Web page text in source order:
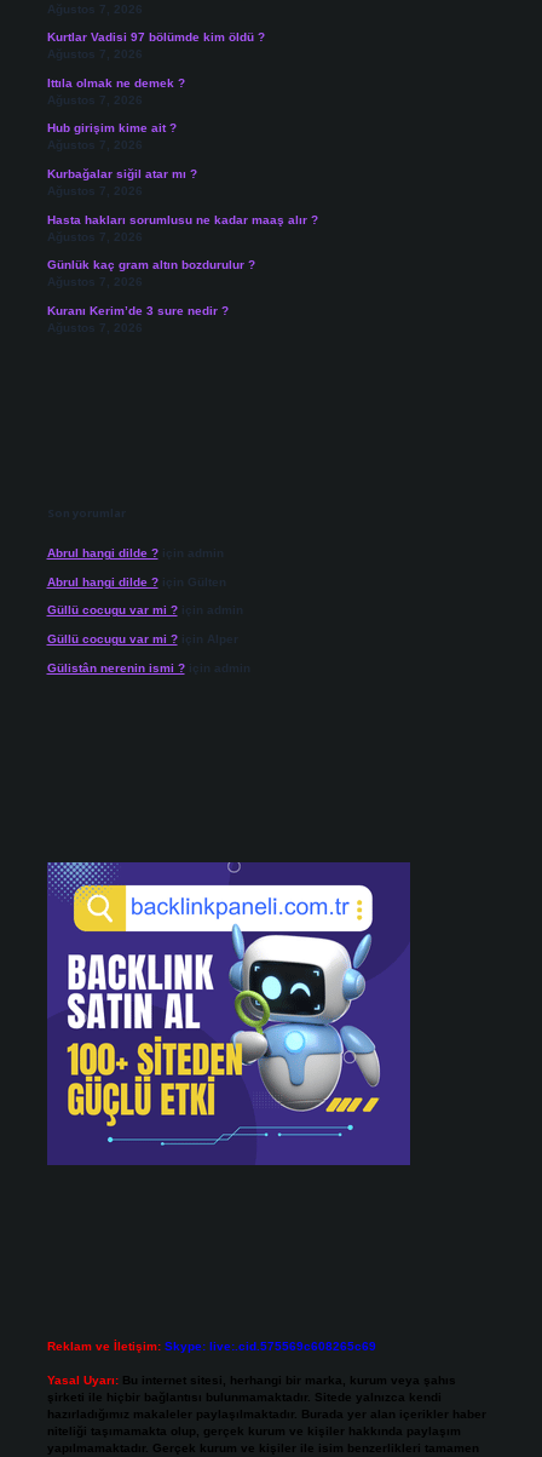
Ağustos 7, 2026
Kurtlar Vadisi 97 bölümde kim öldü ?
Ağustos 7, 2026
Ittıla olmak ne demek ?
Ağustos 7, 2026
Hub girişim kime ait ?
Ağustos 7, 2026
Kurbağalar siğil atar mı ?
Ağustos 7, 2026
Hasta hakları sorumlusu ne kadar maaş alır ?
Ağustos 7, 2026
Günlük kaç gram altın bozdurulur ?
Ağustos 7, 2026
Kuranı Kerim’de 3 sure nedir ?
Ağustos 7, 2026
Son yorumlar
Abrul hangi dilde ?için admin
Abrul hangi dilde ?için Gülten
Güllü cocugu var mi ?için admin
Güllü cocugu var mi ?için Alper
Gülistân nerenin ismi ?için admin
Reklam ve İletişim: Skype: live:.cid.575569c608265c69
Yasal Uyarı: Bu internet sitesi, herhangi bir marka, kurum veya şahıs
şirketi ile hiçbir bağlantısı bulunmamaktadır. Sitede yalnızca kendi
hazırladığımız makaleler paylaşılmaktadır. Burada yer alan içerikler haber
niteliği taşımamakta olup, gerçek kurum ve kişiler hakkında paylaşım
yapılmamaktadır. Gerçek kurum ve kişiler ile isim benzerlikleri tamamen